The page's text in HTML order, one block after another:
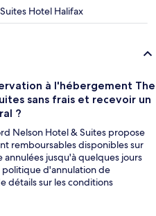
Hotel Halifax
à l'hébergement The
sans frais et recevoir un
?
Nelson Hotel & Suites propose
remboursables disponibles sur
jusqu'à quelques jours
politique d'annulation de
détails sur les conditions